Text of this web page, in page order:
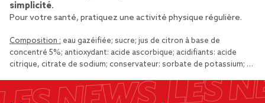
simplicité.
Pour votre santé, pratiquez une activité physique régulière.
Composition : eau gazéifiée; sucre; jus de citron à base de
concentré 5%; antioxydant: acide ascorbique; acidifiants: acide
citrique, citrate de sodium; conservateur: sorbate de potassium; …